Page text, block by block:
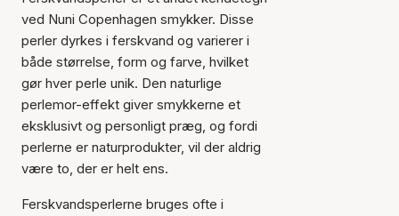
ved Nuni Copenhagen smykker. Disse
perler dyrkes i ferskvand og varierer i
både størrelse, form og farve, hvilket
gør hver perle unik. Den naturlige
perlemor-effekt giver smykkerne et
eksklusivt og personligt præg, og fordi
perlerne er naturprodukter, vil der aldrig
være to, der er helt ens.
Ferskvandsperlerne bruges ofte i